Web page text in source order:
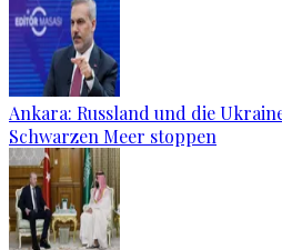
Ankara: Russland und die
Schwarzen Meer stoppen